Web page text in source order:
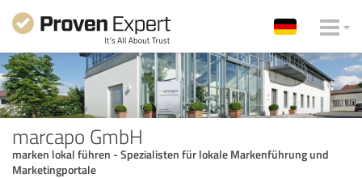
marcapo GmbH
marken lokal führen - Spezialisten für lokale Markenführung und
Marketingportale